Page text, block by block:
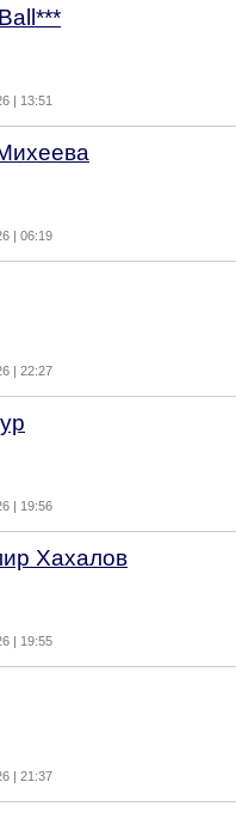
| 13:51
| 06:19
| 22:27
| 19:56
Хахалов
| 19:55
| 21:37